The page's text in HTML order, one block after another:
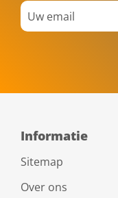
Informatie
Sitemap
Over ons